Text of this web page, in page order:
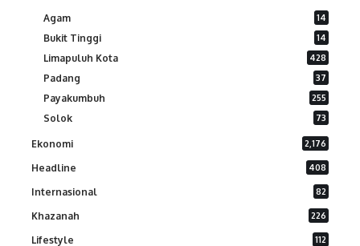
Agam 14
Bukit Tinggi 14
Limapuluh Kota 428
Padang 37
Payakumbuh 255
Solok 73
Ekonomi 2,176
Headline 408
Internasional 82
Khazanah 226
Lifestyle 112